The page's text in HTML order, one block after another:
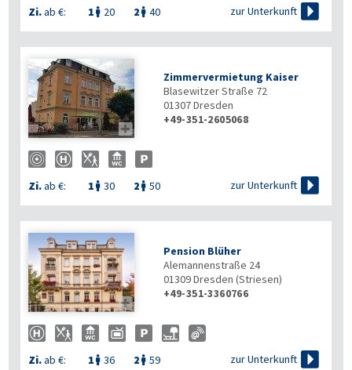
Zi.ab €: 1  20 2  40 zur Unterkunft 

Zimmervermietung Kaiser
Blasewitzer Straße 72
01307Dresden
+49-351-2605068
Zi.ab €: 1  30 2  50 zur Unterkunft 

Pension Blüher
Alemannenstraße 24
01309Dresden (Striesen)
+49-351-3360766
Zi.ab €: 1  36 2  59 zur Unterkunft 